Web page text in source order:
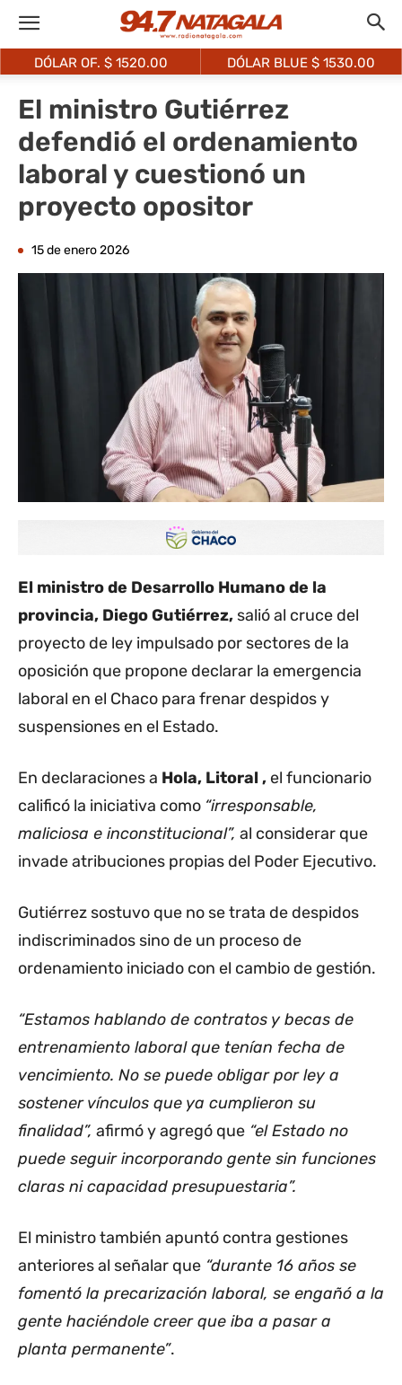
DÓLAR OF. $ 1520.00 DÓLAR BLUE $ 1530.00
El ministro Gutiérrez
defendió el ordenamiento
laboral y cuestionó un
proyecto opositor
15 de enero 2026
El ministro de Desarrollo Humano de la
provincia, Diego Gutiérrez, salió al cruce del
proyecto de ley impulsado por sectores de la
oposición que propone declarar la emergencia
laboral en el Chaco para frenar despidos y
suspensiones en el Estado.
En declaraciones a Hola, Litoral , el funcionario
calificó la iniciativa como “irresponsable,
maliciosa e inconstitucional”, al considerar que
invade atribuciones propias del Poder Ejecutivo.
Gutiérrez sostuvo que no se trata de despidos
indiscriminados sino de un proceso de
ordenamiento iniciado con el cambio de gestión.
“Estamos hablando de contratos y becas de
entrenamiento laboral que tenían fecha de
vencimiento. No se puede obligar por ley a
sostener vínculos que ya cumplieron su
finalidad”, afirmó y agregó que “el Estado no
puede seguir incorporando gente sin funciones
claras ni capacidad presupuestaria”.
El ministro también apuntó contra gestiones
anteriores al señalar que “durante 16 años se
fomentó la precarización laboral, se engañó a la
gente haciéndole creer que iba a pasar a
planta permanente”.